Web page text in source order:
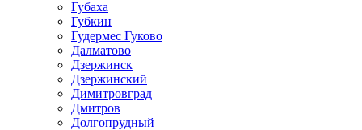
Губаха
Губкин
Гудермес Гуково
Далматово
Дзержинск
Дзержинский
Димитровград
Дмитров
Долгопрудный